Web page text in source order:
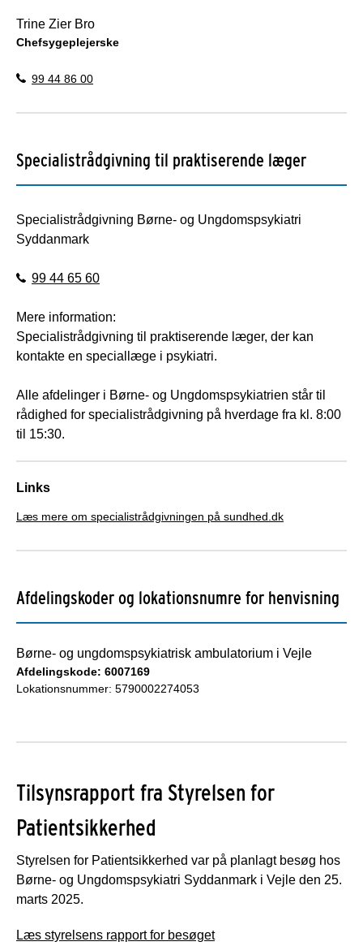
Trine Zier Bro
Chefsygeplejerske
99 44 86 00
Specialistrådgivning til praktiserende læger
Links
Læs mere om specialistrådgivningen på sundhed.dk
Specialistrådgivning Børne- og Ungdomspsykiatri
Syddanmark
99 44 65 60
Mere information:
Specialistrådgivning til praktiserende læger, der kan
kontakte en speciallæge i psykiatri.
Alle afdelinger i Børne- og Ungdomspsykiatrien står til
rådighed for specialistrådgivning på hverdage fra kl. 8:00
til 15:30.
Afdelingskoder og lokationsnumre for henvisning
Børne- og ungdomspsykiatrisk ambulatorium i Vejle
Afdelingskode: 6007169
Lokationsnummer: 5790002274053
Tilsynsrapport fra Styrelsen for
Patientsikkerhed
Styrelsen for Patientsikkerhed var på planlagt besøg hos
Børne- og Ungdomspsykiatri Syddanmark i Vejle den 25.
marts 2025.
Læs styrelsens rapport for besøget